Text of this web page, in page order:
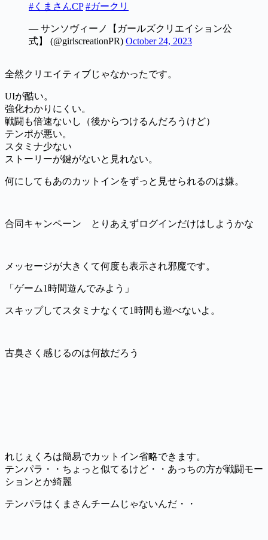
#くまさんCP #ガークリ
— サンソヴィーノ【ガールズクリエイション公
式】 (@girlscreationPR) October 24, 2023
全然クリエイティブじゃなかったです。
UIが酷い。
強化わかりにくい。
戦闘も倍速ないし（後からつけるんだろうけど）
テンポが悪い。
スタミナ少ない
ストーリーが鍵がないと見れない。
何にしてもあのカットインをずっと見せられるのは嫌。
合同キャンペーン とりあえずログインだけはしようかな
メッセージが大きくて何度も表示され邪魔です。
「ゲーム1時間遊んでみよう」
スキップしてスタミナなくて1時間も遊べないよ。
古臭さく感じるのは何故だろう
れじぇくろは簡易でカットイン省略できます。
テンパラ・・ちょっと似てるけど・・あっちの方が戦闘モー
ションとか綺麗
テンパラはくまさんチームじゃないんだ・・